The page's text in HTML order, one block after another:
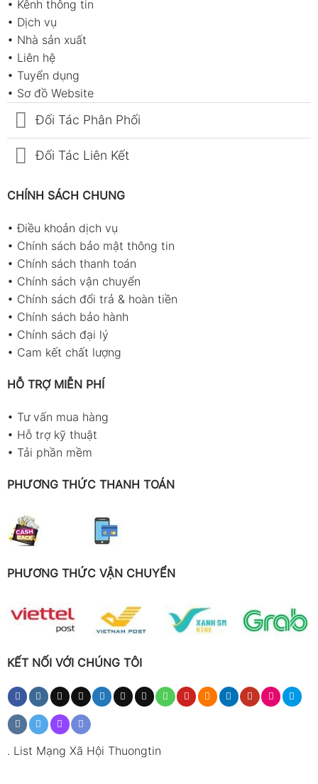
• Kênh thông tin
• Dịch vụ
• Nhà sản xuất
• Liên hệ
• Tuyển dụng
• Sơ đồ Website
Đối Tác Phân Phối
Đối Tác Liên Kết
CHÍNH SÁCH CHUNG
•Điều khoản dịch vụ
• Chính sách bảo mật thông tin
• Chính sách thanh toán
• Chính sách vận chuyển
• Chính sách đổi trả & hoàn tiền
• Chính sách bảo hành
• Chính sách đại lý
• Cam kết chất lượng
HỖ TRỢ MIỄN PHÍ
• Tư vấn mua hàng
• Hỗ trợ kỹ thuật
• Tải phần mềm
PHƯƠNG THỨC THANH TOÁN
PHƯƠNG THỨC VẬN CHUYỂN
KẾT NỐI VỚI CHÚNG TÔI
. List Mạng Xã Hội Thuongtin